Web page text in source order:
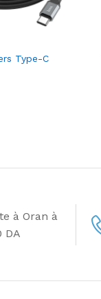
Type-C
à Oran à
DA